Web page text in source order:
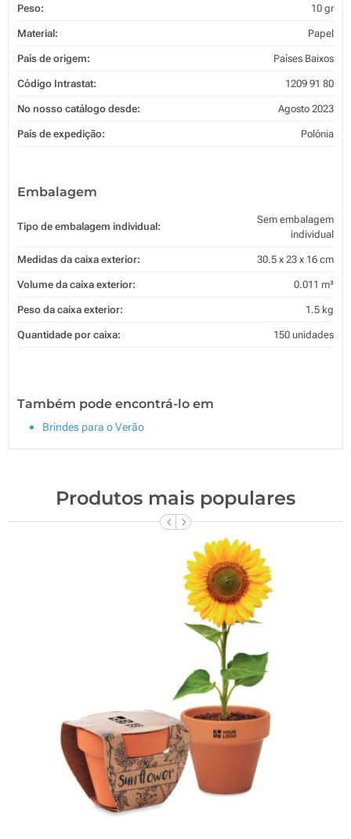
Peso: 10 gr
Material: Papel
País de origem: Países Baixos
Código Intrastat: 1209 91 80
No nosso catálogo desde: Agosto 2023
País de expedição: Polónia
Embalagem
Tipo de embalagem individual:
Sem embalagem
individual
Medidas da caixa exterior: 30.5 x 23 x 16 cm
Volume da caixa exterior: 0.011 m³
Peso da caixa exterior: 1.5 kg
Quantidade por caixa: 150 unidades
Também pode encontrá-lo em
Brindes para o Verão
Produtos mais populares